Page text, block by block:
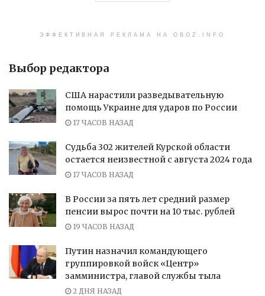
ЭФФЕКТИВНАЯ РЕКЛАМА НА OBOZ.INFO
Выбор редактора
США нарастили разведывательную
помощь Украине для ударов по России
17 ЧАСОВ НАЗАД
Судьба 302 жителей Курской области
остается неизвестной с августа 2024 года
17 ЧАСОВ НАЗАД
В России за пять лет средний размер
пенсии вырос почти на 10 тыс. рублей
19 ЧАСОВ НАЗАД
Путин назначил командующего
группировкой войск «Центр»
замминистра, главой службы тыла
2 ДНЯ НАЗАД